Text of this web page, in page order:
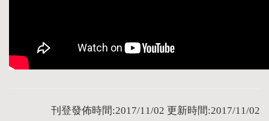
刊登發佈時間:2017/11/02 更新時間:2017/11/02